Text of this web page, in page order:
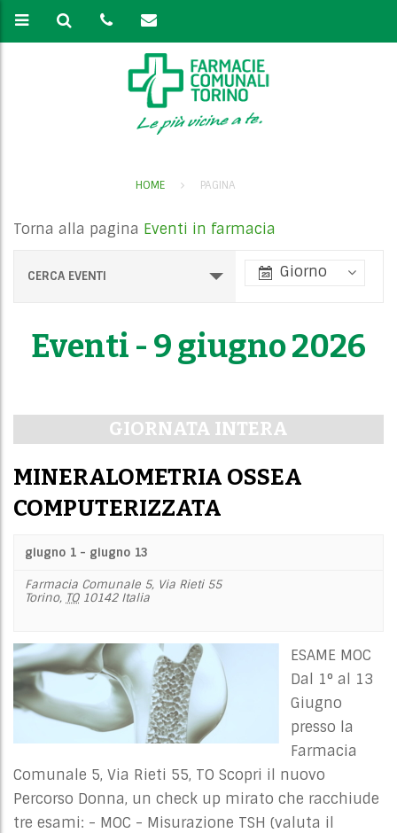
HOME PAGINA
Torna alla pagina Eventi in farmacia
CERCA EVENTI
n
t
i
e
s
t
Giorno
Eventi - 9 giugno 2026
Navigazione
GIORNATA INTERA
MINERALOMETRIA OSSEA
COMPUTERIZZATA
giugno 1 - giugno 13
Farmacia Comunale 5, Via Rieti 55
Torino, TO 10142 Italia
ESAME MOC
Dal 1° al 13
Giugno
presso la
Farmacia
Comunale 5, Via Rieti 55, TO Scopri il nuovo
Percorso Donna, un check up mirato che racchiude
tre esami: - MOC - Misurazione TSH (valuta il